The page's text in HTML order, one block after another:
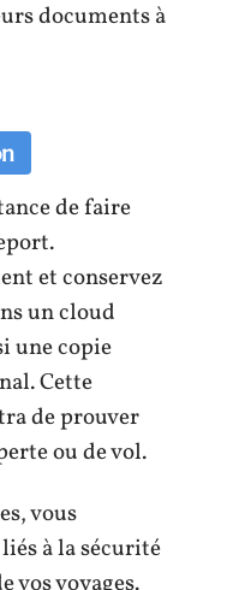
documents à
de faire
et conservez
un cloud
une copie
Cette
de prouver
ou de vol.
vous
à la sécurité